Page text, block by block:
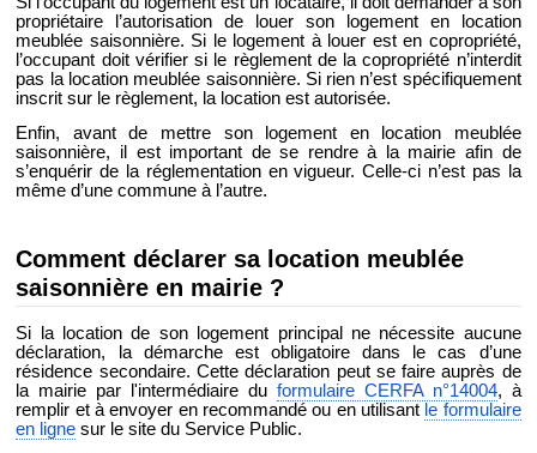
propriétaire l’autorisation de louer son logement en location
meublée saisonnière. Si le logement à louer est en copropriété,
l’occupant doit vérifier si le règlement de la copropriété n’interdit
pas la location meublée saisonnière. Si rien n’est spécifiquement
inscrit sur le règlement, la location est autorisée.
Enfin, avant de mettre son logement en location meublée
saisonnière, il est important de se rendre à la mairie afin de
s’enquérir de la réglementation en vigueur. Celle-ci n’est pas la
même d’une commune à l’autre.
Comment déclarer sa location meublée
saisonnière en mairie ?
Si la location de son logement principal ne nécessite aucune
déclaration, la démarche est obligatoire dans le cas d’une
résidence secondaire. Cette déclaration peut se faire auprès de
la mairie par l'intermédiaire du formulaire CERFA n°14004, à
remplir et à envoyer en recommandé ou en utilisant le formulaire
en ligne sur le site du Service Public.